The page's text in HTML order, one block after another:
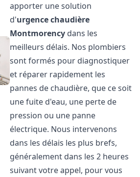
apporter une solution
d'urgence chaudière
Montmorency dans les
meilleurs délais. Nos plombiers
sont formés pour diagnostiquer
et réparer rapidement les
pannes de chaudière, que ce soit
une fuite d'eau, une perte de
pression ou une panne
électrique. Nous intervenons
dans les délais les plus brefs,
généralement dans les 2 heures
suivant votre appel, pour vous